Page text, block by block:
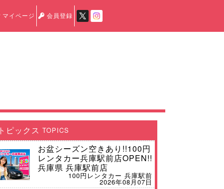
マイページ 会員登録
トピックス TOPICS
お盆シーズン空きあり!!100円
レンタカー兵庫駅前店OPEN!!
兵庫県 兵庫駅前店
100円レンタカー 兵庫駅前
2026年08月07日